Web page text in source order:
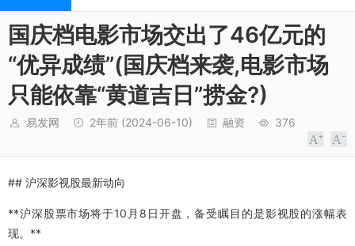
国庆档电影市场交出了46亿元的
“优异成绩”(国庆档来袭,电影市场
只能依靠“黄道吉日”捞金?)
易发网 2年前 (2024-06-10) 融资 376
## 沪深影视股最新动向
**沪深股票市场将于10月8日开盘，备受瞩目的是影视股的涨幅表
现。**